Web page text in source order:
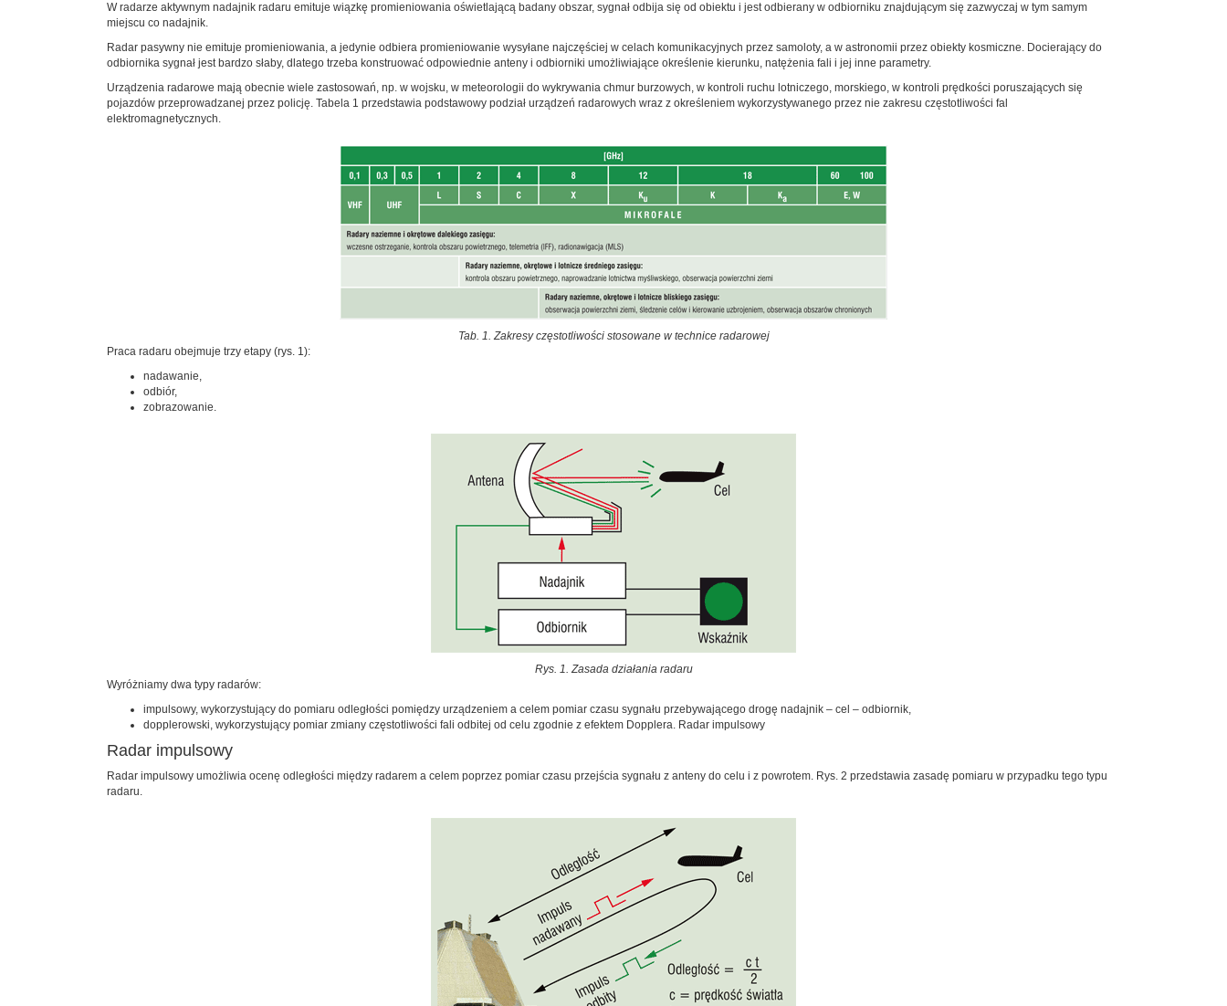
W radarze aktywnym nadajnik radaru emituje wiązkę promieniowania oświetlającą badany obszar, sygnał odbija się od obiektu i jest odbierany w odbiorniku znajdującym się zazwyczaj w tym samym
miejscu co nadajnik.
Radar pasywny nie emituje promieniowania, a jedynie odbiera promieniowanie wysyłane najczęściej w celach komunikacyjnych przez samoloty, a w astronomii przez obiekty kosmiczne. Docierający do
odbiornika sygnał jest bardzo słaby, dlatego trzeba konstruować odpowiednie anteny i odbiorniki umożliwiające określenie kierunku, natężenia fali i jej inne parametry.
Urządzenia radarowe mają obecnie wiele zastosowań, np. w wojsku, w meteorologii do wykrywania chmur burzowych, w kontroli ruchu lotniczego, morskiego, w kontroli prędkości poruszających się
pojazdów przeprowadzanej przez policję. Tabela 1 przedstawia podstawowy podział urządzeń radarowych wraz z określeniem wykorzystywanego przez nie zakresu częstotliwości fal
elektromagnetycznych.
Tab. 1. Zakresy częstotliwości stosowane w technice radarowej
Praca radaru obejmuje trzy etapy (rys. 1):
nadawanie,
odbiór,
zobrazowanie.
Rys. 1. Zasada działania radaru
Wyróżniamy dwa typy radarów:
impulsowy, wykorzystujący do pomiaru odległości pomiędzy urządzeniem a celem pomiar czasu sygnału przebywającego drogę nadajnik – cel – odbiornik,
dopplerowski, wykorzystujący pomiar zmiany częstotliwości fali odbitej od celu zgodnie z efektem Dopplera. Radar impulsowy
Radar impulsowy
Radar impulsowy umożliwia ocenę odległości między radarem a celem poprzez pomiar czasu przejścia sygnału z anteny do celu i z powrotem. Rys. 2 przedstawia zasadę pomiaru w przypadku tego typu
radaru.